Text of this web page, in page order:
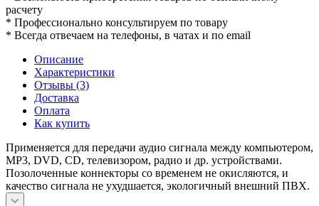
расчету
* Профессионально консультируем по товару
* Всегда отвечаем на телефоны, в чатах и по email
Описание
Характеристики
Отзывы (3)
Доставка
Оплата
Как купить
Применяется для передачи аудио сигнала между компьютером,
MP3, DVD, CD, телевизором, радио и др. устройствами.
Позолоченные коннекторы со временем не окисляются, и
качество сигнала не ухудшается, экологичный внешний ПВХ.